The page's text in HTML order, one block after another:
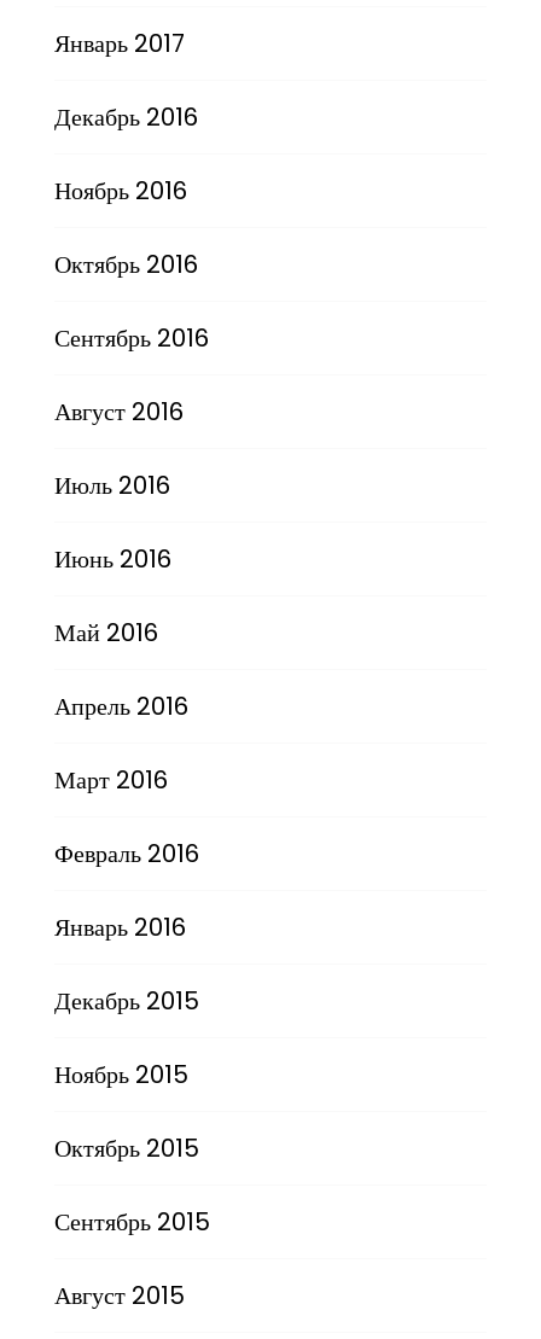
Январь 2017
Декабрь 2016
Ноябрь 2016
Октябрь 2016
Сентябрь 2016
Август 2016
Июль 2016
Июнь 2016
Май 2016
Апрель 2016
Март 2016
Февраль 2016
Январь 2016
Декабрь 2015
Ноябрь 2015
Октябрь 2015
Сентябрь 2015
Август 2015